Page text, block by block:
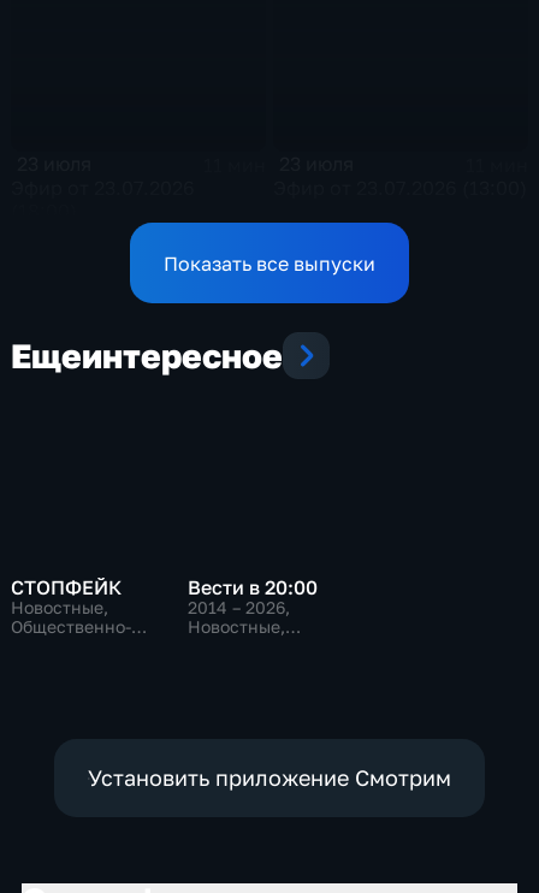
Показать все выпуски
Ещеинтересное
СТОПФЕЙК
Новостные,
Общественно-
Вести в 20:00
2014 – 2026,
Новостные,
Установить приложение Смотрим